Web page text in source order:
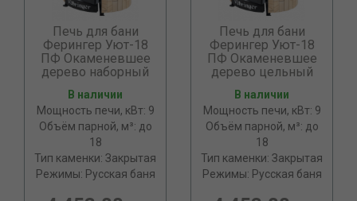
Печь для бани
Ферингер Уют-18
ПФ Окаменевшее
дерево наборный
В наличии
Мощность печи, кВт: 9
Объём парной, м³: до
18
Тип каменки: Закрытая
Режимы: Русская баня
Печь для бани
Ферингер Уют-18
ПФ Окаменевшее
дерево цельный
В наличии
Мощность печи, кВт: 9
Объём парной, м³: до
18
Тип каменки: Закрытая
Режимы: Русская баня